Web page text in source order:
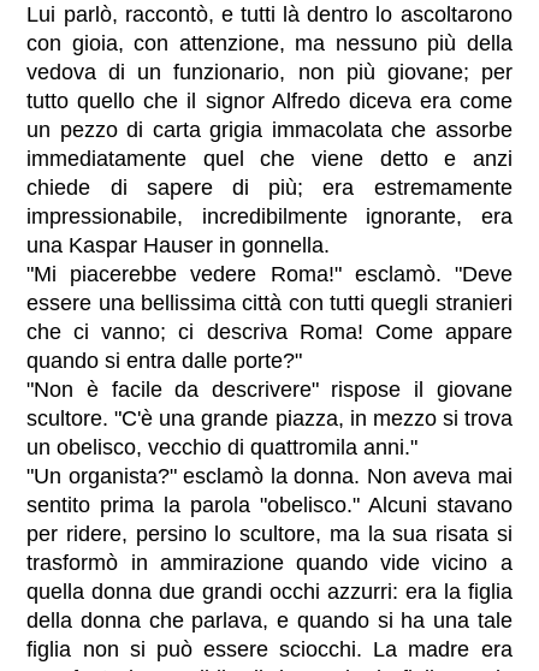
Lui parlò, raccontò, e tutti là dentro lo ascoltarono
con gioia, con attenzione, ma nessuno più della
vedova di un funzionario, non più giovane; per
tutto quello che il signor Alfredo diceva era come
un pezzo di carta grigia immacolata che assorbe
immediatamente quel che viene detto e anzi
chiede di sapere di più; era estremamente
impressionabile, incredibilmente ignorante, era
una Kaspar Hauser in gonnella.
"Mi piacerebbe vedere Roma!" esclamò. "Deve
essere una bellissima città con tutti quegli stranieri
che ci vanno; ci descriva Roma! Come appare
quando si entra dalle porte?"
"Non è facile da descrivere" rispose il giovane
scultore. "C'è una grande piazza, in mezzo si trova
un obelisco, vecchio di quattromila anni."
"Un organista?" esclamò la donna. Non aveva mai
sentito prima la parola "obelisco." Alcuni stavano
per ridere, persino lo scultore, ma la sua risata si
trasformò in ammirazione quando vide vicino a
quella donna due grandi occhi azzurri: era la figlia
della donna che parlava, e quando si ha una tale
figlia non si può essere sciocchi. La madre era